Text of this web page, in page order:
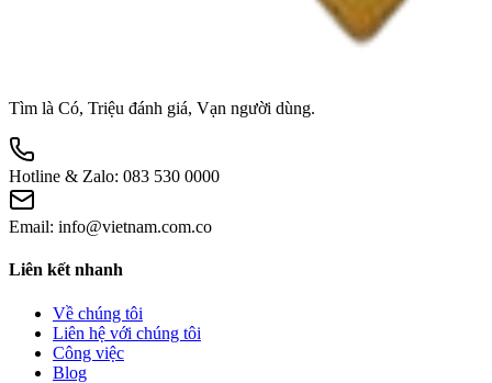
Tìm là Có, Triệu đánh giá, Vạn người dùng.
Hotline & Zalo: 083 530 0000
Email: info@vietnam.com.co
Liên kết nhanh
Về chúng tôi
Liên hệ với chúng tôi
Công việc
Blog